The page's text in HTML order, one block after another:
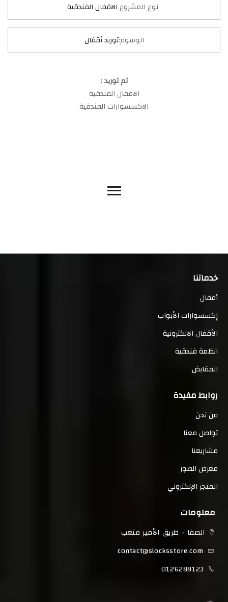
نوع المشروع الاقفال الفندقية
الوسوم:توريد أقفال
تم توريد :
الاقفال الفندقية
الاكسسوارات الفندقية
خدماتنا
أقفال
إكسسوارات الأبواب
الأقفال الالكترونية
انظمة فندقية
المقابض
روابط مفيدة
من نحن
تواصل معنا
مشاريعنا
معرض الصور
المتجر الإلكتروني
معلومات
الصفا - طريق الأمير متعب